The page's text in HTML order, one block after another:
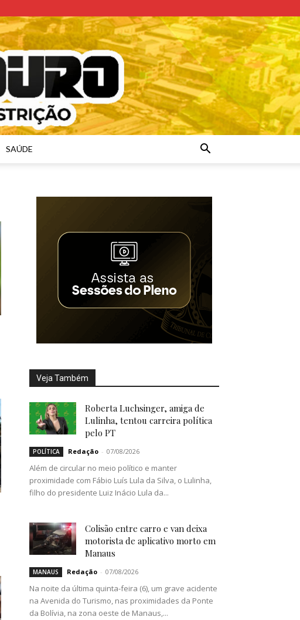
SAÚDE
Veja Também
Roberta Luchsinger, amiga de
Lulinha, tentou carreira política
pelo PT
POLÍTICA Redação - 07/08/2026
Além de circular no meio político e manter
proximidade com Fábio Luís Lula da Silva, o Lulinha,
filho do presidente Luiz Inácio Lula da...
Colisão entre carro e van deixa
motorista de aplicativo morto em
Manaus
MANAUS Redação - 07/08/2026
Na noite da última quinta-feira (6), um grave acidente
na Avenida do Turismo, nas proximidades da Ponte
da Bolívia, na zona oeste de Manaus,...